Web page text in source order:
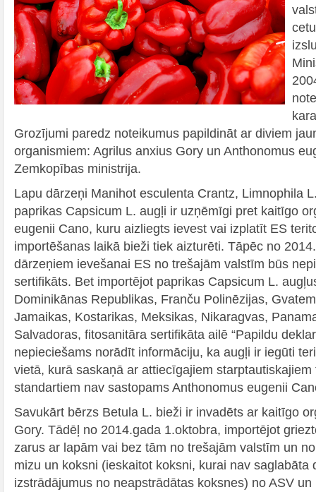
Grozījumi paredz noteikumus papildināt ar diviem
organismiem: Agrilus anxius Gory un Anthonomus
Zemkopības ministrija.
Lapu dārzeņi Manihot esculenta Crantz, Limnophila
paprikas Capsicum L. augļi ir uzņēmīgi pret kaitīgo
eugenii Cano, kuru aizliegts ievest vai izplatīt ES
importēšanas laikā bieži tiek aizturēti. Tāpēc no
dārzeņiem ievešanai ES no trešajām valstīm būs
sertifikāts. Bet importējot paprikas Capsicum L.
Dominikānas Republikas, Franču Polinēzijas,
Jamaikas, Kostarikas, Meksikas, Nikaragvas,
Salvadoras, fitosanitāra sertifikāta ailē “Papildu
nepieciešams norādīt informāciju, ka augļi ir iegūti
vietā, kurā saskaņā ar attiecīgajiem
standartiem nav sastopams Anthonomus eugenii
Savukārt bērzs Betula L. bieži ir invadēts ar kaitīgo
Gory. Tādēļ no 2014.gada 1.oktobra, importējot
zarus ar lapām vai bez tām no trešajām valstīm un
mizu un koksni (ieskaitot koksni, kurai nav saglabāta
izstrādājumus no neapstrādātas koksnes) no ASV